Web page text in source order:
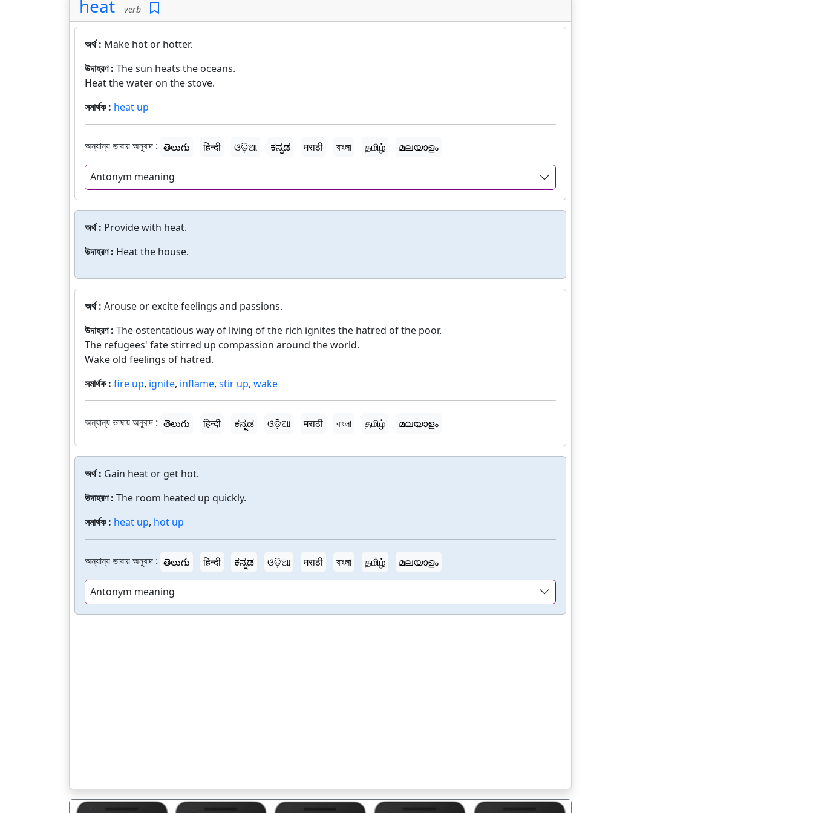
heat verb
অর্থ : Make hot or hotter.
উদাহরণ : The sun heats the oceans.
Heat the water on the stove.
সমার্থক : heat up
অন্যান্য ভাষায় অনুবাদ : తెలుగు हिन्दी ଓଡ଼ିଆ ಕನ್ನಡ मराठी বাংলা தமிழ் മലയാളം
Antonym meaning
অর্থ : Provide with heat.
উদাহরণ : Heat the house.
অর্থ : Arouse or excite feelings and passions.
উদাহরণ : The ostentatious way of living of the rich ignites the hatred of the poor.
The refugees' fate stirred up compassion around the world.
Wake old feelings of hatred.
সমার্থক : fire up, ignite, inflame, stir up, wake
অন্যান্য ভাষায় অনুবাদ : తెలుగు हिन्दी ಕನ್ನಡ ଓଡ଼ିଆ मराठी বাংলা தமிழ் മലയാളം
অর্থ : Gain heat or get hot.
উদাহরণ : The room heated up quickly.
সমার্থক : heat up, hot up
অন্যান্য ভাষায় অনুবাদ : తెలుగు हिन्दी ಕನ್ನಡ ଓଡ଼ିଆ मराठी বাংলা தமிழ் മലയാളം
Antonym meaning